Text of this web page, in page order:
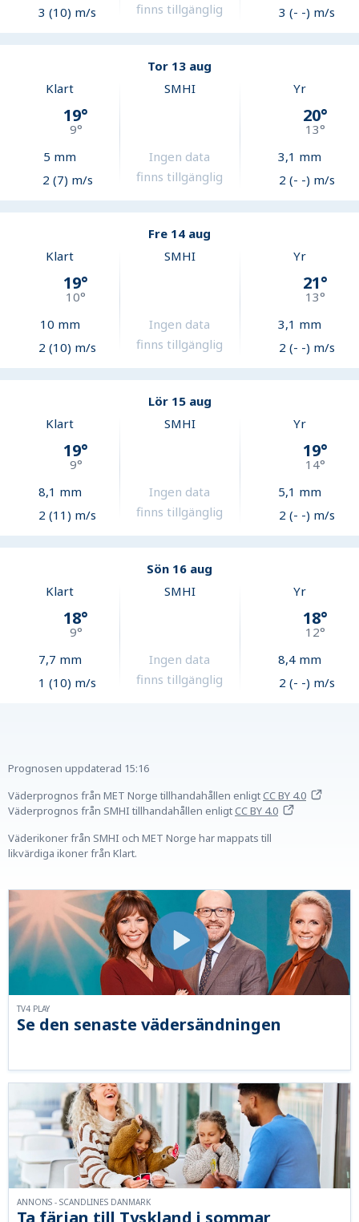
3 (10) m/s
finns tillgänglig
3 (- -) m/s
Tor 13 aug
Klart
19°
9°
5 mm
2 (7) m/s
SMHI
Ingen data
finns tillgänglig
Yr
20°
13°
3,1 mm
2 (- -) m/s
Fre 14 aug
Klart
19°
10°
10 mm
2 (10) m/s
SMHI
Ingen data
finns tillgänglig
Yr
21°
13°
3,1 mm
2 (- -) m/s
Lör 15 aug
Klart
19°
9°
8,1 mm
2 (11) m/s
SMHI
Ingen data
finns tillgänglig
Yr
19°
14°
5,1 mm
2 (- -) m/s
Sön 16 aug
Klart
18°
9°
7,7 mm
1 (10) m/s
SMHI
Ingen data
finns tillgänglig
Yr
18°
12°
8,4mm
2 (- -) m/s
Prognosen uppdaterad 15:16
Väderprognos från MET Norge tillhandahållen enligtCC BY 4.0
Väderprognos från SMHI tillhandahållen enligtCC BY 4.0
Väderikoner från SMHI och MET Norge har mappats till
likvärdiga ikoner från Klart.
Se den senaste vädersändningen
TV4 PLAY
ANNONS - SCANDLINES DANMARK